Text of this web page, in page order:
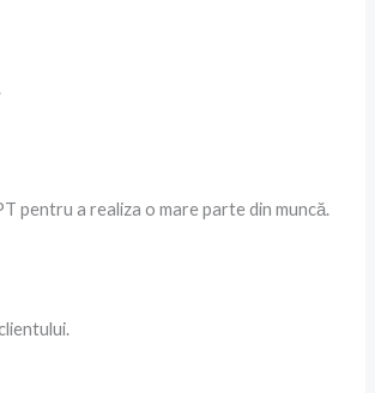
pentru a realiza o mare parte din muncă.